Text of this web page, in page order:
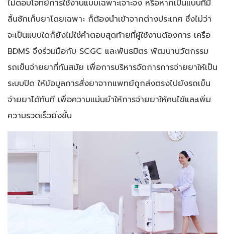
ไม่ตอบโจทย์การใช้งานแบบเฉพาะเจาะจง หรือหากเป็นแบบที่มี
ลิ้นชักเก็บยาโดยเฉพาะ ก็ต้องนำเข้าจากต่างประเทศ ซึ่งไม่ว่า
จะเป็นแบบใดก็ยังไม่ใช่คำตอบสุดท้ายที่ผู้ใช้งานต้องการ เครือ
BDMS จึงร่วมมือกับ SCGC และพันธมิตร พัฒนานวัตกรรม
รถเข็นจ่ายยาที่ทันสมัย เพื่อการบริหารจัดการการจ่ายยาให้เป็น
ระบบปิด ให้ข้อมูลการสั่งยาจากแพทย์ถูกส่งตรงไปยังรถเข็น
จ่ายยาได้ทันที เพื่อความแม่นยำให้การจ่ายยาให้คนไข้และเพิ่ม
ความรวดเร็วยิ่งขึ้น